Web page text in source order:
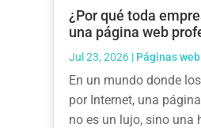
¿Por qué toda
una página web
Jul 23, 2026 | Páginas web
En un mundo donde
por Internet, una
no es un lujo, sino una